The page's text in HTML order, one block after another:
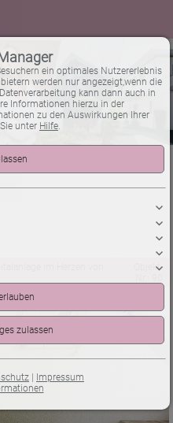
im Herzen von
Objekt-
verkauft
ein optimales Nutzererlebnis
werden nur angezeigt,wenn die
kann dann auch in
Informationen hierzu in der
zu den Auswirkungen Ihrer
unter Hilfe.
Impressum